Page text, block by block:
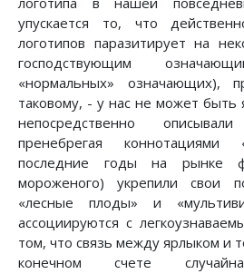
упускается то, что
логотипов паразитирует на
господствующим
«нормальных» означающих),
таковому, - у нас не может быть
непосредственно
пренебрегая
последние годы на рынке
мороженого) укрепили свои
«лесные плоды» и
ассоциируются с
том, что связь между ярлыком и
конечном счете